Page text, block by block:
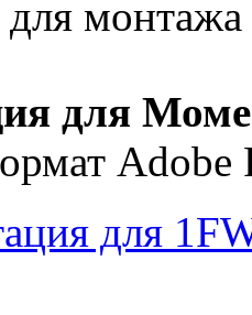
монтажа
для
Adobe
для